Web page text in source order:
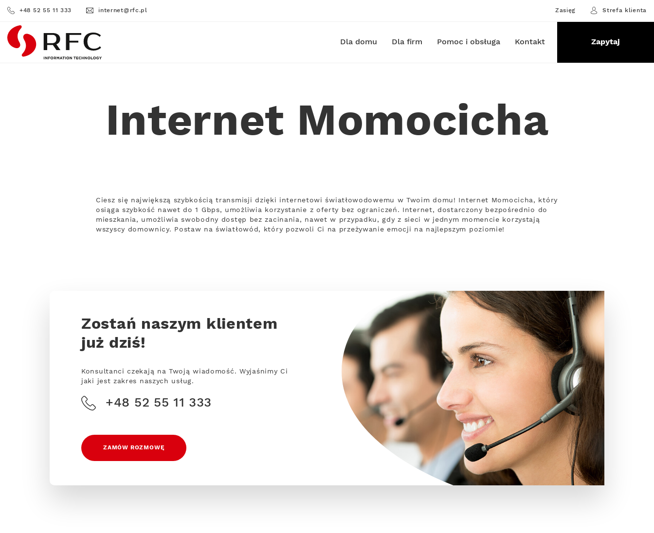
+48 52 55 11 333 internet@rfc.pl Zasięg Strefa klienta
RFC Dla domu Dla firm Pomoc i obsługa Kontakt Zapytaj
Internet Momocicha
Ciesz się największą szybkością transmisji dzięki internetowi światłowodowemu w Twoim domu! Internet Momocicha, który
osiąga szybkość nawet do 1 Gbps, umożliwia korzystanie z oferty bez ograniczeń. Internet, dostarczony bezpośrednio do
mieszkania, umożliwia swobodny dostęp bez zacinania, nawet w przypadku, gdy z sieci w jednym momencie korzystają
wszyscy domownicy. Postaw na światłowód, który pozwoli Ci na przeżywanie emocji na najlepszym poziomie!
Zostań naszym klientem
już dziś!
Konsultanci czekają na Twoją wiadomość. Wyjaśnimy Ci
jaki jest zakres naszych usług.
+48 52 55 11 333
ZAMÓW ROZMOWĘ